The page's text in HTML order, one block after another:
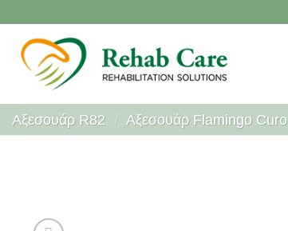
περιεχόμενο
Αξεσουάρ R82 / Αξεσουάρ Flamingo Curo